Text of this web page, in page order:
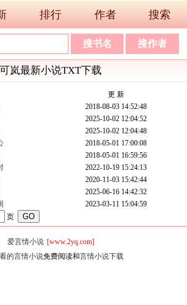
排行 作者 搜索
岚最新小说TXT下载
更 新
2018-08-03 14:52:48
2025-10-02 12:04:52
2025-10-02 12:04:48
2018-05-01 17:00:08
2018-05-01 16:59:56
2022-10-19 15:24:13
2020-11-03 15:42:44
2025-06-16 14:42:32
2023-03-11 15:04:59
页
爱言情小说 [www.2yq.com]
的言情小说免费阅读和言情小说下载